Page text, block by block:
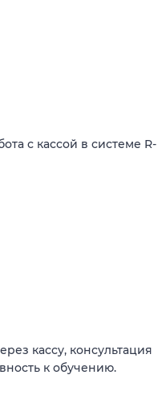
с кассой в системе R-
кассу, консультация
к обучению.